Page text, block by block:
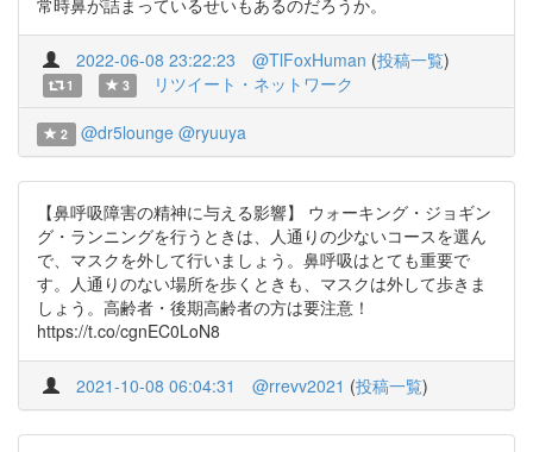
常時鼻が詰まっているせいもあるのだろうか。
2022-06-08 23:22:23 @TlFoxHuman (投稿一覧)
1 3 リツイート・ネットワーク
2 @dr5lounge @ryuuya
【鼻呼吸障害の精神に与える影響】 ウォーキング・ジョギン
グ・ランニングを行うときは、人通りの少ないコースを選ん
で、マスクを外して行いましょう。鼻呼吸はとても重要で
す。人通りのない場所を歩くときも、マスクは外して歩きま
しょう。高齢者・後期高齢者の方は要注意！
https://t.co/cgnEC0LoN8
2021-10-08 06:04:31 @rrevv2021 (投稿一覧)